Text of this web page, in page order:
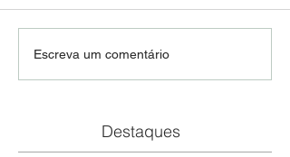
Escreva um comentário
Destaques